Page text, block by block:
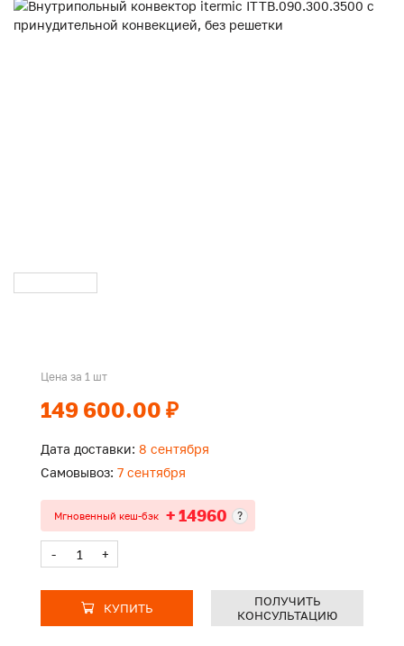
Цена за 1 шт
149 600.00 ₽
Дата доставки: 8 сентября
Самовывоз: 7 сентября
Мгновенный кеш-бэк + 14960 ?
- +
КУПИТЬ
ПОЛУЧИТЬ
КОНСУЛЬТАЦИЮ